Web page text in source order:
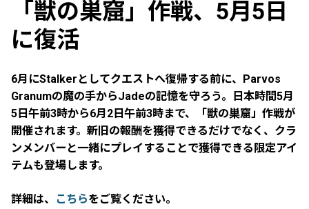
「獣の巣窟」作戦、5月5日
に復活
6月にStalkerとしてクエストへ復帰する前に、Parvos
Granumの魔の手からJadeの記憶を守ろう。日本時間5月
5日午前3時から6月2日午前3時まで、「獣の巣窟」作戦が
開催されます。新旧の報酬を獲得できるだけでなく、クラ
ンメンバーと一緒にプレイすることで獲得できる限定アイ
テムも登場します。
詳細は、 こちらをご覧ください。